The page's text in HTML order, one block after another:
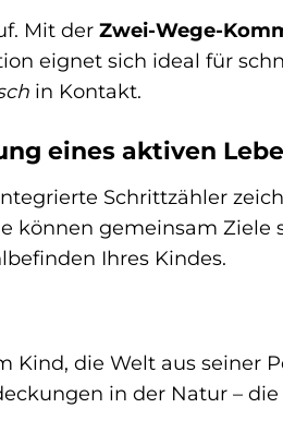
Mit der Zwei-Wege-
eignet sich ideal für
in Kontakt.
eines aktiven
Schrittzähler
können gemeinsam Ziele
Ihres Kindes.
Kind, die Welt aus seiner
in der Natur –